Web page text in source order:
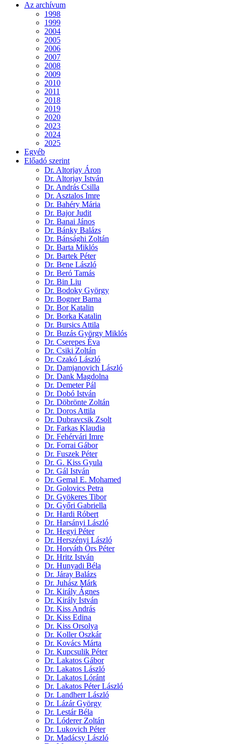
Az archívum
1998
1999
2004
2005
2006
2007
2008
2009
2010
2011
2018
2019
2020
2023
2024
2025
Egyéb
Előadó szerint
Dr. Altorjay Áron
Dr. Altorjay István
Dr. András Csilla
Dr. Asztalos Imre
Dr. Bahéry Mária
Dr. Bajor Judit
Dr. Banai János
Dr. Bánky Balázs
Dr. Bánsághi Zoltán
Dr. Barta Miklós
Dr. Bartek Péter
Dr. Bene László
Dr. Beró Tamás
Dr. Bin Liu
Dr. Bodoky György
Dr. Bogner Barna
Dr. Bor Katalin
Dr. Borka Katalin
Dr. Bursics Attila
Dr. Buzás György Miklós
Dr. Cserepes Éva
Dr. Csiki Zoltán
Dr. Czakó László
Dr. Damjanovich László
Dr. Dank Magdolna
Dr. Demeter Pál
Dr. Dobó István
Dr. Döbrönte Zoltán
Dr. Doros Attila
Dr. Dubravcsik Zsolt
Dr. Farkas Klaudia
Dr. Fehérvári Imre
Dr. Forrai Gábor
Dr. Fuszek Péter
Dr. G. Kiss Gyula
Dr. Gál István
Dr. Gemal E. Mohamed
Dr. Golovics Petra
Dr. Gyökeres Tibor
Dr. Győri Gabriella
Dr. Hardi Róbert
Dr. Harsányi László
Dr. Hegyi Péter
Dr. Herszényi László
Dr. Horváth Örs Péter
Dr. Hritz István
Dr. Hunyadi Béla
Dr. Járay Balázs
Dr. Juhász Márk
Dr. Király Ágnes
Dr. Király István
Dr. Kiss András
Dr. Kiss Edina
Dr. Kiss Orsolya
Dr. Koller Oszkár
Dr. Kovács Márta
Dr. Kupcsulik Péter
Dr. Lakatos Gábor
Dr. Lakatos László
Dr. Lakatos Lóránt
Dr. Lakatos Péter László
Dr. Landherr László
Dr. Lázár György
Dr. Lestár Béla
Dr. Lóderer Zoltán
Dr. Lukovich Péter
Dr. Madácsy László